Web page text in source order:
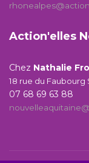
Action'elles
Chez Nathalie
18 rue du Faubourg
07 68 69 63 88